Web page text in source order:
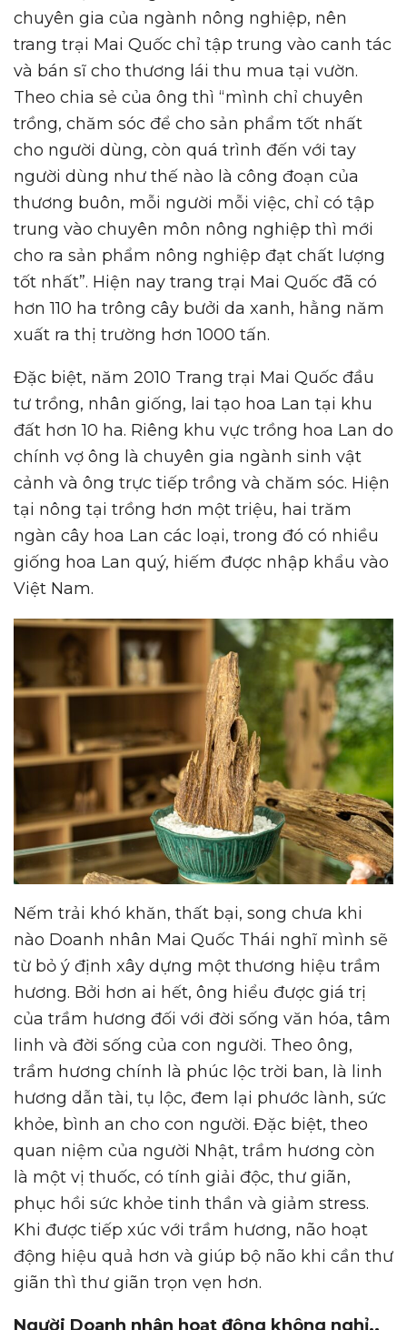
chuyên gia của ngành nông nghiệp, nên
trang trại Mai Quốc chỉ tập trung vào canh tác
và bán sĩ cho thương lái thu mua tại vườn.
Theo chia sẻ của ông thì “mình chỉ chuyên
trồng, chăm sóc để cho sản phẩm tốt nhất
cho người dùng, còn quá trình đến với tay
người dùng như thế nào là công đoạn của
thương buôn, mỗi người mỗi việc, chỉ có tập
trung vào chuyên môn nông nghiệp thì mới
cho ra sản phẩm nông nghiệp đạt chất lượng
tốt nhất”. Hiện nay trang trại Mai Quốc đã có
hơn 110 ha trông cây bưởi da xanh, hằng năm
xuất ra thị trường hơn 1000 tấn.
Đặc biệt, năm 2010 Trang trại Mai Quốc đầu
tư trồng, nhân giống, lai tạo hoa Lan tại khu
đất hơn 10 ha. Riêng khu vực trồng hoa Lan do
chính vợ ông là chuyên gia ngành sinh vật
cảnh và ông trực tiếp trồng và chăm sóc. Hiện
tại nông tại trồng hơn một triệu, hai trăm
ngàn cây hoa Lan các loại, trong đó có nhiều
giống hoa Lan quý, hiếm được nhập khẩu vào
Việt Nam.
Nếm trải khó khăn, thất bại, song chưa khi
nào Doanh nhân Mai Quốc Thái nghĩ mình sẽ
từ bỏ ý định xây dựng một thương hiệu trầm
hương. Bởi hơn ai hết, ông hiểu được giá trị
của trầm hương đối với đời sống văn hóa, tâm
linh và đời sống của con người. Theo ông,
trầm hương chính là phúc lộc trời ban, là linh
hương dẫn tài, tụ lộc, đem lại phước lành, sức
khỏe, bình an cho con người. Đặc biệt, theo
quan niệm của người Nhật, trầm hương còn
là một vị thuốc, có tính giải độc, thư giãn,
phục hồi sức khỏe tinh thần và giảm stress.
Khi được tiếp xúc với trầm hương, não hoạt
động hiệu quả hơn và giúp bộ não khi cần thư
giãn thì thư giãn trọn vẹn hơn.
Người Doanh nhân hoạt động không nghỉ..